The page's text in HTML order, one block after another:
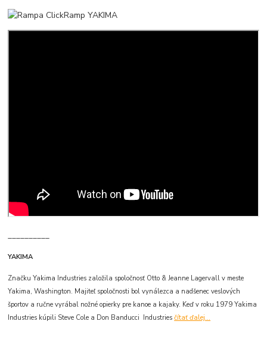
__________
YAKIMA
Značku Yakima Industries založila spoločnosť Otto & Jeanne Lagervall v meste
Yakima, Washington. Majiteľ spoločnosti bol vynálezca a nadšenec veslových
športov a ručne vyrábal nožné opierky pre kanoe a kajaky. Keď v roku 1979 Yakima
Industries kúpili Steve Cole a Don Banducci Industriesčítať ďalej...